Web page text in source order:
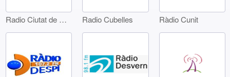
Radio Ciutat de Badalona Radio Cubelles Ràdio Cunit